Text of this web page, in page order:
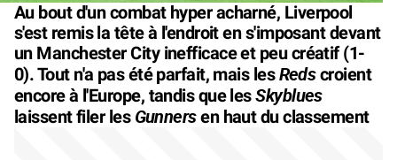
Au bout d'un combat hyper acharné, Liverpool
s'est remis la tête à l'endroit en s'imposant devant
un Manchester City inefficace et peu créatif (1-
0). Tout n'a pas été parfait, mais lesRedscroient
encore à l'Europe, tandis que lesSkyblues
laissent filer les Gunnersen haut du classement